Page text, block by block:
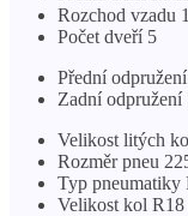
Rozchod vzadu
Počet dveří 5
Přední
Zadní
Velikost litých
Rozměr pneu
Typ pneumatiky
Velikost kol R18